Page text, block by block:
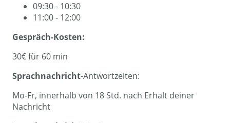
09:30 - 10:30
11:00 - 12:00
Gespräch-Kosten:
30€ für 60 min
Sprachnachricht-Antwortzeiten:
Mo-Fr, innerhalb von 18 Std. nach Erhalt deiner
Nachricht